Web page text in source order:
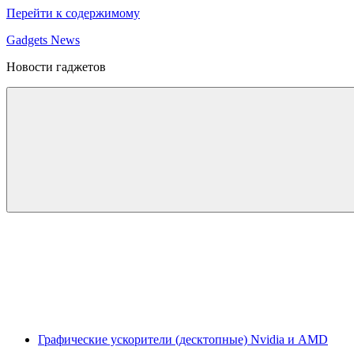
Перейти к содержимому
Gadgets News
Новости гаджетов
Графические ускорители (десктопные) Nvidia и AMD